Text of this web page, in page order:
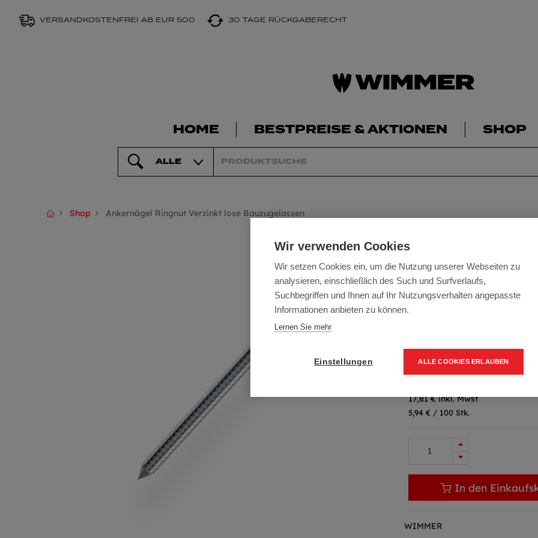
VERSANDKOSTENFREI AB EUR 500 30 TAGE RÜCKGABERECHT
HOME BESTPREISE & AKTIONEN SHOP
ALLE
Shop Ankernägel Ringnut Verzinkt lose Bauzugelassen
Ankernägel
Artikelnummer:AKNL-4060
Bauzugelassen nach DIN 1052
14,84€
17,81 € inkl. Mwst
5,94 € / 100 Stk.
In den
WIMMER
Wir verwenden Cookies
Wir setzen Cookies ein, um die Nutzung unserer Webseiten zu
analysieren, einschließlich des Such und Surfverlaufs,
Suchbegriffen und Ihnen auf Ihr Nutzungsverhalten angepasste
Informationen anbieten zu können.
Lernen Sie mehr
Einstellungen ALLE COOKIES ERLAUBEN